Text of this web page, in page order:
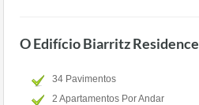
O Edifício Biarritz Residence
34 Pavimentos
2 Apartamentos Por Andar